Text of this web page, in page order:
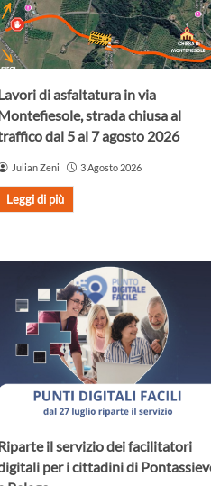
di asfaltatura in via
strada chiusa al
dal 5 al 7 agosto 2026
Julian Zeni 3 Agosto 2026
Leggi di più
il servizio dei facilitatori
per i cittadini di